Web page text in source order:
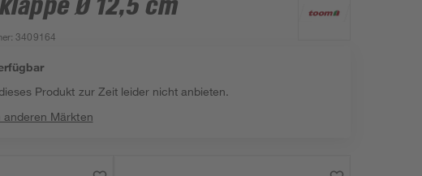
Ø 12,5 cm
:3409164
Produkt zur Zeit leider nicht anbieten.
anderen Märkten